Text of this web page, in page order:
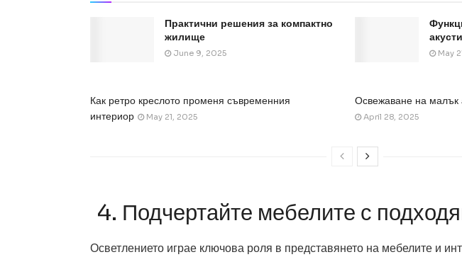
Практични решения за компактно
жилище
June 9, 2025 May
Как ретро креслото променя съвременния
интериор
May 21, 2025
Освежаване на малък
April 28, 2025
4. Подчертайте мебелите с
Осветлението играе ключова роля в представянето на мебелите и